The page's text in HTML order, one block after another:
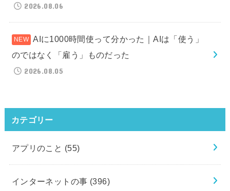
2026.08.06
AIに1000時間使って分かった｜AIは「使う」
のではなく「雇う」ものだった
2026.08.05
カテゴリー
アプリのこと (55)
インターネットの事 (396)